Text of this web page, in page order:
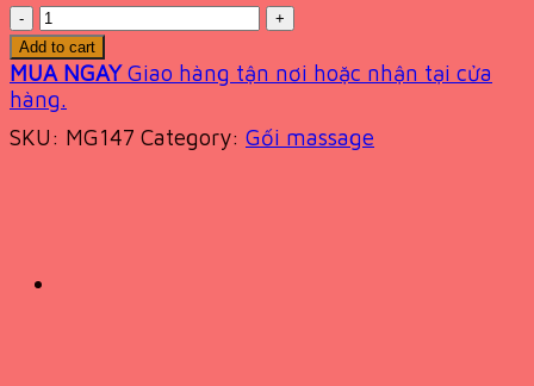
Quantity
Add to cart
MUA NGAY Giao hàng tận nơi hoặc nhận tại cửa
hàng.
SKU: MG147 Category: Gối massage